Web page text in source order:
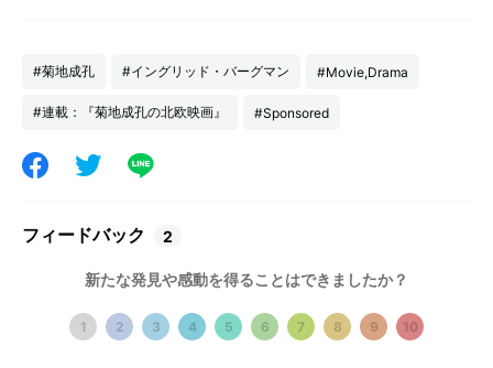
#菊地成孔 #イングリッド・バーグマン #Movie,Drama
#連載：『菊地成孔の北欧映画』 #Sponsored
フィードバック 2
新たな発見や感動を得ることはできましたか？
1 2 3 4 5 6 7 8 9 10